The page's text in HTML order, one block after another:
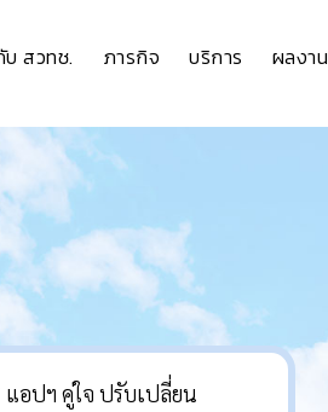
บ สวทช. ภารกิจ บริการ ผลงาน
แอปฯ คู่ใจ ปรับเปลี่ยน